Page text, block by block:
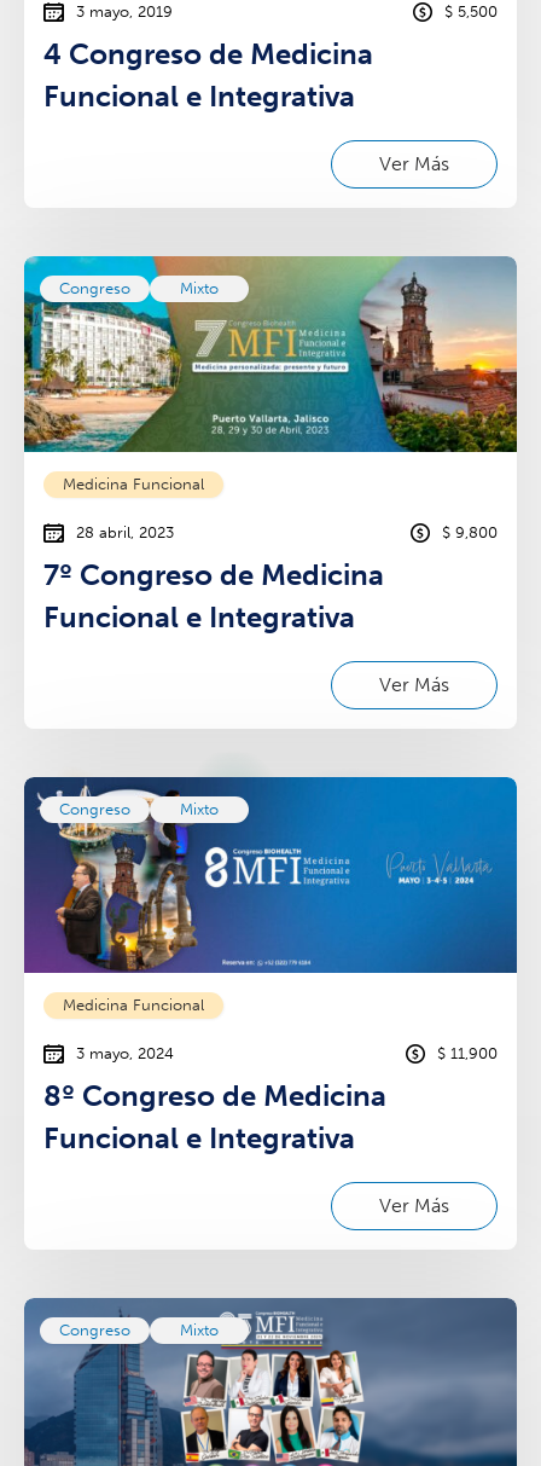
3 mayo, 2019 $ 5,500
4 Congreso de Medicina
Funcional e Integrativa
Ver Más
Congreso Mixto
Medicina Funcional
28 abril, 2023 $ 9,800
7º Congreso de Medicina
Funcional e Integrativa
Ver Más
Congreso Mixto
Medicina Funcional
3 mayo, 2024 $ 11,900
8º Congreso de Medicina
Funcional e Integrativa
Ver Más
Congreso Mixto